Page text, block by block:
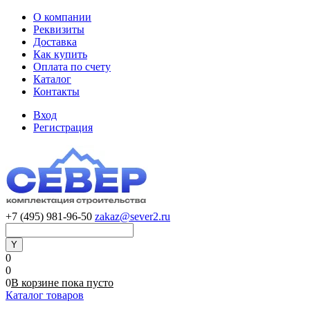
О компании
Реквизиты
Доставка
Как купить
Оплата по счету
Каталог
Контакты
Вход
Регистрация
+7 (495) 981-96-50 zakaz@sever2.ru
0
0
0В корзине пока пусто
Каталог товаров